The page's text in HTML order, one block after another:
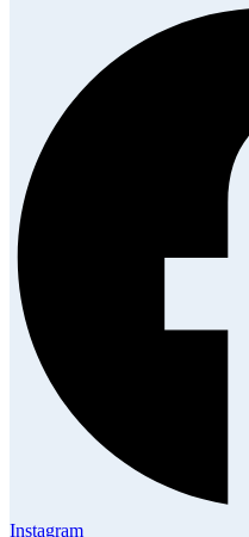
Instagram